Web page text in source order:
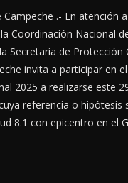
Campeche .- En atención
Coordinación Nacional
Secretaría de Protección
invita a participar en
2025 a realizarse este
referencia o hipótesis
8.1 con epicentro en el